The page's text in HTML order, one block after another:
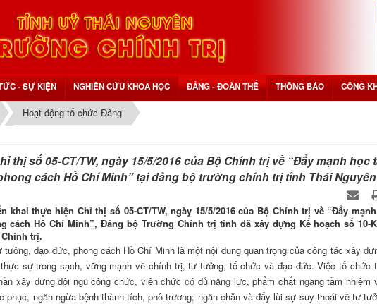
- SỰ KIỆN NGHIÊN CỨU KHOA HỌC ĐẢNG - ĐOÀN THỂ THÔNG BÁO CÔNG
Hoạt động tổ chức Đảng
thị số 05-CT/TW, ngày 15/5/2016 của Bộ Chính trị về “Đẩy mạnh học
cách Hồ Chí Minh” tại đảng bộ trường chính trị tỉnh Thái Nguyên
khai thực hiện Chỉ thị số 05-CT/TW, ngày 15/5/2016 của Bộ Chính trị về “Đẩy
cách Hồ Chí Minh”, Đảng bộ Trường Chính trị tỉnh đã xây dựng Kế hoạch số 10-
trị.
đạo đức, phong cách Hồ Chí Minh là một nội dung quan trọng của công tác xây
sự trong sạch, vững mạnh về chính trị, tư tưởng, tổ chức và đạo đức. Việc tổ chức
xây dựng đội ngũ công chức, viên chức có đủ năng lực, phẩm chất ngang tầm nhiệm
phục, ngăn ngừa bệnh thành tích, phô trương; ngăn chặn và đẩy lùi sự suy thoái về tư